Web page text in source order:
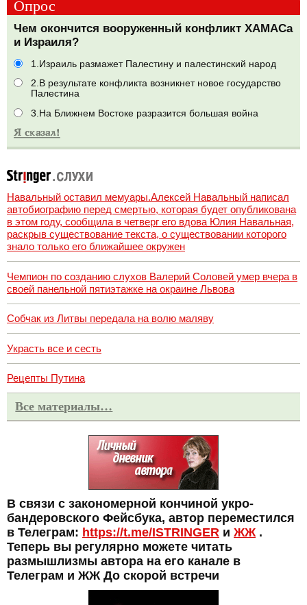
Опрос
Чем окончится вооруженный конфликт ХАМАСа
и Израиля?
1.Израиль размажет Палестину и палестинский народ
2.В результате конфликта возникнет новое государство
Палестина
3.На Ближнем Востоке разразится большая война
Навальный оставил мемуары.Алексей Навальный написал
автобиографию перед смертью, которая будет опубликована
в этом году, сообщила в четверг его вдова Юлия Навальная,
раскрыв существование текста, о существовании которого
знало только его ближайшее окружен
Чемпион по созданию слухов Валерий Соловей умер вчера в
своей панельной пятиэтажке на окраине Львова
Собчак из Литвы передала на волю маляву
Украсть все и сесть
Рецепты Путина
Все материалы…
В связи с закономерной кончиной укро-
бандеровского Фейсбука, автор переместился
в Телеграм: https://t.me/ISTRINGER и ЖЖ.
Теперь вы регулярно можете читать
размышлизмы автора на его канале в
Телеграм и ЖЖ До скорой встречи